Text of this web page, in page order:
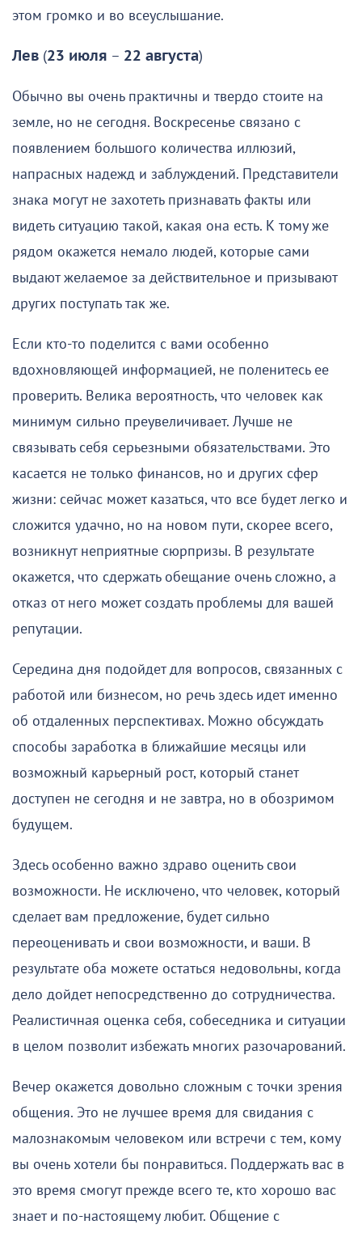
этом громко и во всеуслышание.
Лев (23 июля – 22 августа)
Обычно вы очень практичны и твердо стоите на
земле, но не сегодня. Воскресенье связано с
появлением большого количества иллюзий,
напрасных надежд и заблуждений. Представители
знака могут не захотеть признавать факты или
видеть ситуацию такой, какая она есть. К тому же
рядом окажется немало людей, которые сами
выдают желаемое за действительное и призывают
других поступать так же.
Если кто-то поделится с вами особенно
вдохновляющей информацией, не поленитесь ее
проверить. Велика вероятность, что человек как
минимум сильно преувеличивает. Лучше не
связывать себя серьезными обязательствами. Это
касается не только финансов, но и других сфер
жизни: сейчас может казаться, что все будет легко и
сложится удачно, но на новом пути, скорее всего,
возникнут неприятные сюрпризы. В результате
окажется, что сдержать обещание очень сложно, а
отказ от него может создать проблемы для вашей
репутации.
Середина дня подойдет для вопросов, связанных с
работой или бизнесом, но речь здесь идет именно
об отдаленных перспективах. Можно обсуждать
способы заработка в ближайшие месяцы или
возможный карьерный рост, который станет
доступен не сегодня и не завтра, но в обозримом
будущем.
Здесь особенно важно здраво оценить свои
возможности. Не исключено, что человек, который
сделает вам предложение, будет сильно
переоценивать и свои возможности, и ваши. В
результате оба можете остаться недовольны, когда
дело дойдет непосредственно до сотрудничества.
Реалистичная оценка себя, собеседника и ситуации
в целом позволит избежать многих разочарований.
Вечер окажется довольно сложным с точки зрения
общения. Это не лучшее время для свидания с
малознакомым человеком или встречи с тем, кому
вы очень хотели бы понравиться. Поддержать вас в
это время смогут прежде всего те, кто хорошо вас
знает и по-настоящему любит. Общение с